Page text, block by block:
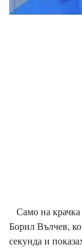
Само на крачка
Борил Вълчев,
секунда и